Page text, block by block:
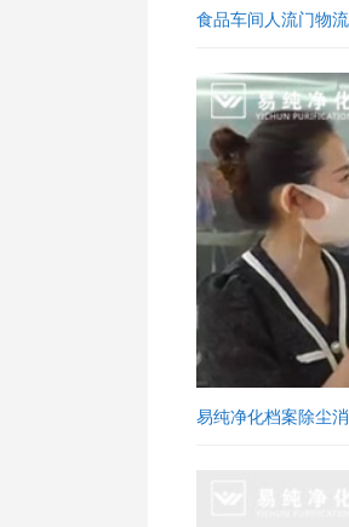
食品车间人流门物
易纯净化档案除尘